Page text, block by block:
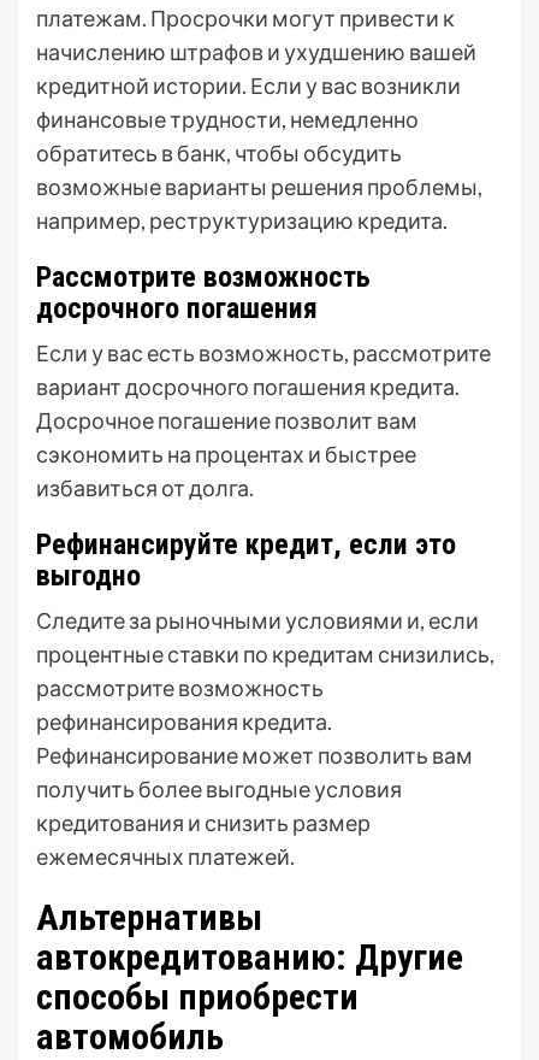
платежам. Просрочки могут привести к
начислению штрафов и ухудшению вашей
кредитной истории. Если у вас возникли
финансовые трудности, немедленно
обратитесь в банк, чтобы обсудить
возможные варианты решения проблемы,
например, реструктуризацию кредита.
Рассмотрите возможность
досрочного погашения
Если у вас есть возможность, рассмотрите
вариант досрочного погашения кредита.
Досрочное погашение позволит вам
сэкономить на процентах и быстрее
избавиться от долга.
Рефинансируйте кредит, если это
выгодно
Следите за рыночными условиями и, если
процентные ставки по кредитам снизились,
рассмотрите возможность
рефинансирования кредита.
Рефинансирование может позволить вам
получить более выгодные условия
кредитования и снизить размер
ежемесячных платежей.
Альтернативы
автокредитованию: Другие
способы приобрести
автомобиль